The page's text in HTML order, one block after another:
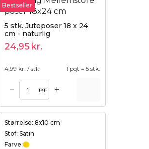
Bestseller
5 stk. Juteposer 18 x 24
cm - naturlig
24,95 kr.
4,99 kr. / stk. 1 pqt = 5 stk.
– pqt +
Størrelse: 8x10 cm
Stof: Satin
Farve: